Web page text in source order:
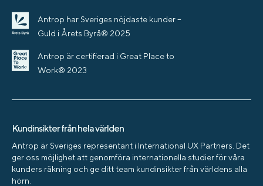
Antrop har Sveriges nöjdaste kunder –
Guld i Årets Byrå® 2025
Antrop är certifierad i Great Place to
Work® 2023
Kundinsikter från hela världen
Antrop är Sveriges representant i International UX Partners. Det
ger oss möjlighet att genomföra internationella studier för våra
kunders räkning och ge ditt team kundinsikter från världens alla
hörn.